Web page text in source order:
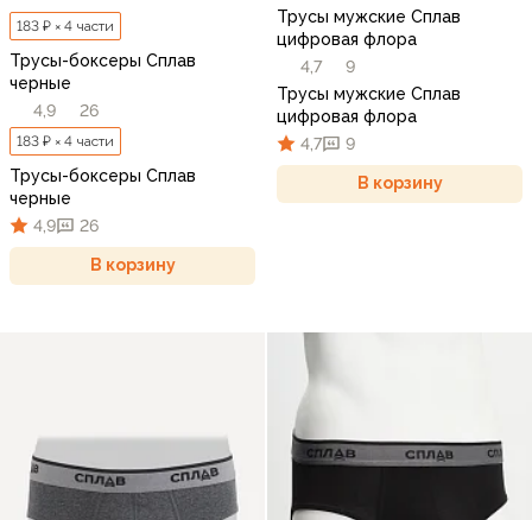
183 ₽ × 4 части
Трусы-боксеры Сплав
черные
4,9
26
183 ₽ × 4 части
Трусы-боксеры Сплав
черные
4,9
26
В корзину
Трусы мужские Сплав
цифровая флора
4,7
9
Трусы мужские Сплав
цифровая флора
4,7
9
В корзину